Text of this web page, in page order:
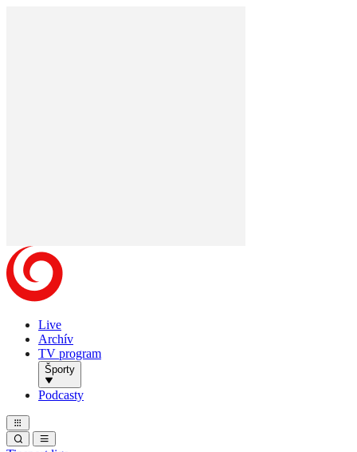
Live
Archív
TV program
Športy
Podcasty